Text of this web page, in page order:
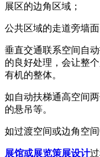
展区的边角区域；
公共区域的走道旁墙面
垂直交通联系空间自
的良好处理，会让整
有机的整体。
如自动扶梯通高空间
的悬吊等。
如过渡空间或边角空
展馆或展览策展设计